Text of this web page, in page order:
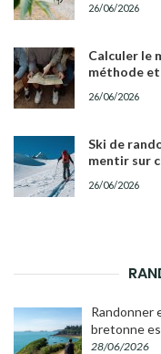
26/06/2026
Calculer le
méthode
26/06/2026
Ski de
mentir sur
26/06/2026
Randonner
bretonne
28/06/2026